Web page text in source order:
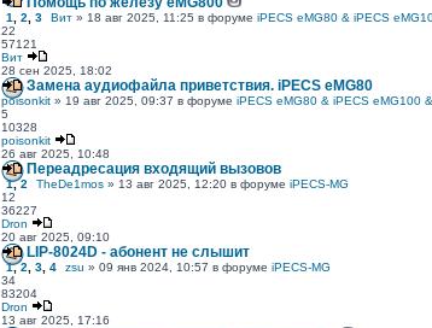
1 2 3 Вит » 18 авг 2025, 11:25 в форуме iPECS eMG80 & iPECS
22
57121
Вит
28 сен 2025, 18:02
Замена аудиофайла приветствия. iPECS eMG80
poisonkit » 19 авг 2025, 09:37 в форуме iPECS eMG80 & iPECS eMG100
5
10328
poisonkit
26 авг 2025, 10:48
Переадресация входящий вызовов
1,2 TheDe1mos » 13 авг 2025, 12:20 в форуме iPECS-MG
12
36227
Dron
20 авг 2025, 09:10
LIP-8024D - абонент не слышит
1,2 3 4 zsu » 09 янв 2024, 10:57 в форуме iPECS-MG
34
83204
Dron
13 авг 2025, 17:16